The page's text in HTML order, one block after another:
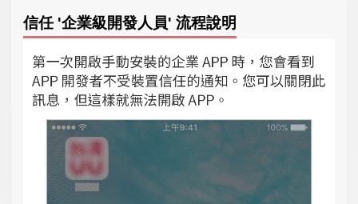
信任 '企業級開發人員' 流程說明